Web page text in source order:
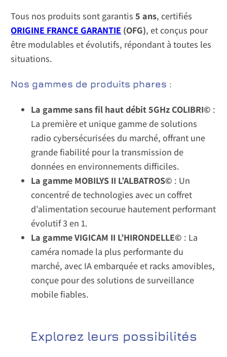
Tous nos produits sont garantis5 ans, certifiés
ORIGINE FRANCE GARANTIE (OFG), et conçus pour
être modulables et évolutifs, répondant à toutes les
situations.
Nos gammes de produits phares :
La gamme sans fil haut débit 5GHz COLIBRI© :
La première et unique gamme de solutions
radio cybersécurisées du marché, offrant une
grande fiabilité pour la transmission de
données en environnements difficiles.
La gamme MOBILYS II L’ALBATROS© : Un
concentré de technologies avec un coffret
d’alimentation secourue hautement performant
évolutif 3 en 1.
La gamme VIGICAM II L’HIRONDELLE© : La
caméra nomade la plus performante du
marché, avec IA embarquée et racks amovibles,
conçue pour des solutions de surveillance
mobile fiables.
Explorez leurs possibilités